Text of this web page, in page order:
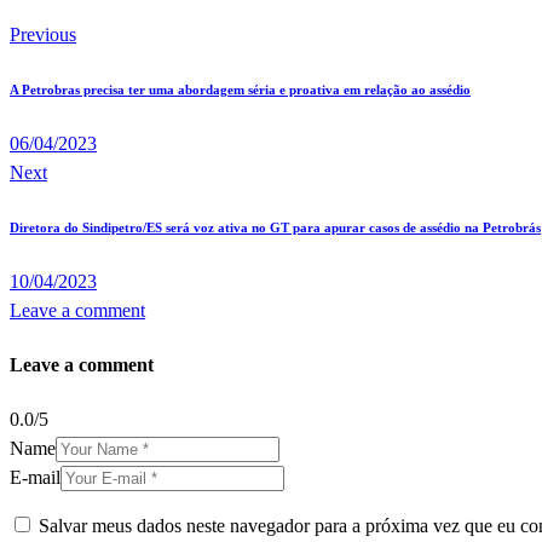
Previous
A Petrobras precisa ter uma abordagem séria e proativa em relação ao assédio
06/04/2023
Next
Diretora do Sindipetro/ES será voz ativa no GT para apurar casos de assédio na Petrobrás
10/04/2023
Leave a comment
Leave a comment
0.0/5
Name
E-mail
Salvar meus dados neste navegador para a próxima vez que eu